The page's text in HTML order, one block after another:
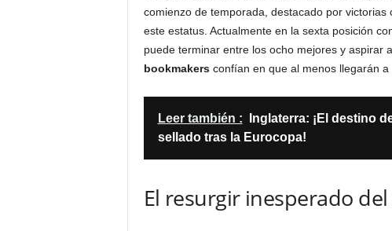
comienzo de temporada, destacado por
este estatus. Actualmente en la sexta posición
puede terminar entre los ocho mejores y aspirar
bookmakersconfían en que al menos llegarán a
Leer también :
Inglaterra: ¡El destino
sellado tras la Eurocopa!
El resurgir inesperado